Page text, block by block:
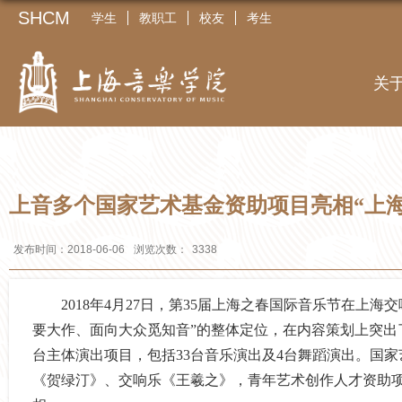
SHCM 学生 教职工 校友 考生
关
上音多个国家艺术基金资助项目亮相“上
发布时间：2018-06-06 浏览次数： 3338
2018年4月27日，第35届上海之春国际音乐节在上海
要大作、面向大众觅知音”的整体定位，在内容策划上突
台主体演出项目，包括33台音乐演出及4台舞蹈演出。国
《贺绿汀》、交响乐《王羲之》，青年艺术创作人才资